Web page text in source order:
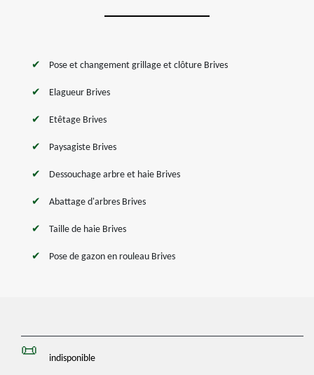
Pose et changement grillage et clôture Brives
Elagueur Brives
Etêtage Brives
Paysagiste Brives
Dessouchage arbre et haie Brives
Abattage d'arbres Brives
Taille de haie Brives
Pose de gazon en rouleau Brives
indisponible